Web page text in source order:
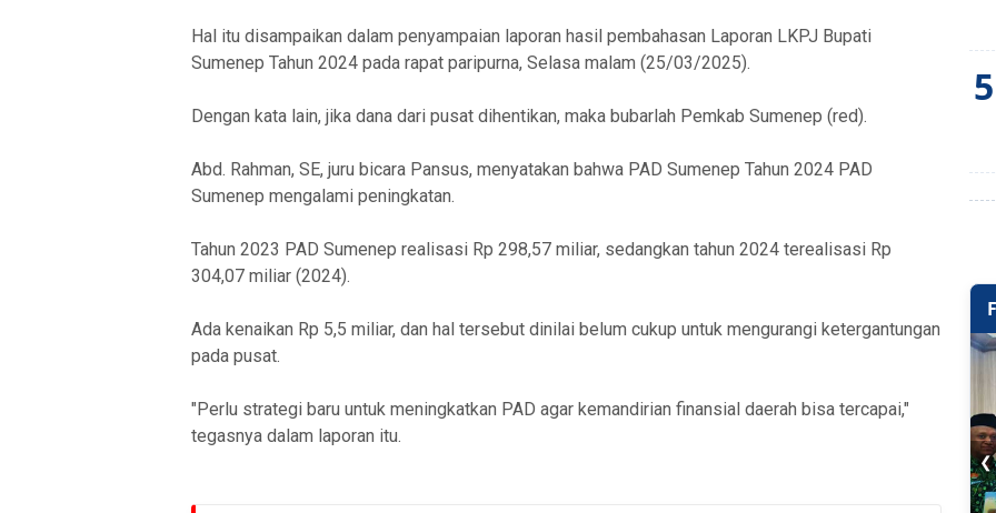
Hal itu disampaikan dalam penyampaian laporan hasil pembahasan Laporan LKPJ Bupati
Sumenep Tahun 2024 pada rapat paripurna, Selasa malam (25/03/2025).
Dengan kata lain, jika dana dari pusat dihentikan, maka bubarlah Pemkab Sumenep (red).
Abd. Rahman, SE, juru bicara Pansus, menyatakan bahwa PAD Sumenep Tahun 2024 PAD
Sumenep mengalami peningkatan.
Tahun 2023 PAD Sumenep realisasi Rp 298,57 miliar, sedangkan tahun 2024 terealisasi Rp
304,07 miliar (2024).
Ada kenaikan Rp 5,5 miliar, dan hal tersebut dinilai belum cukup untuk mengurangi ketergantungan
pada pusat.
"Perlu strategi baru untuk meningkatkan PAD agar kemandirian finansial daerah bisa tercapai,"
tegasnya dalam laporan itu.
5
❮